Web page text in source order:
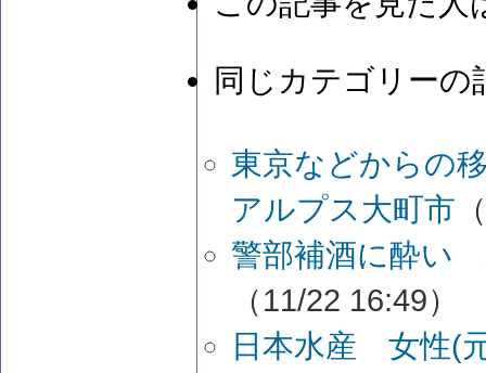
同じカテゴリーの
東京などからの
アルプス大町市
警部補酒に酔い
（11/22 16:49）
日本水産 女性(